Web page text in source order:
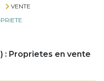
VENTE
: Proprietes en vente